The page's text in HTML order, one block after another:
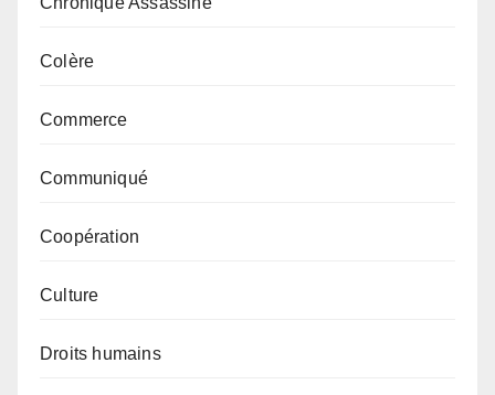
Colère
Commerce
Communiqué
Coopération
Culture
Droits humains